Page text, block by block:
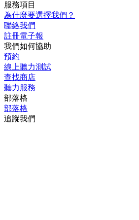
服務項目
為什麼要選擇我們？
聯絡我們
註冊電子報
我們如何協助
預約
線上聽力測試
查找商店
聽力服務
部落格
部落格
追蹤我們